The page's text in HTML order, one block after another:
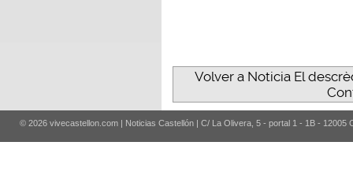
Volver a Noticia El
© 2026 vivecastellon.com | Noticias Castellón | C/ La Olivera, 5 - portal 1 - 1B - 12005